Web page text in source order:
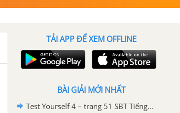
TẢI APP ĐỂ XEM OFFLINE
BÀI GIẢI MỚI NHẤT
Test Yourself 4 – trang 51 SBT Tiếng Anh 8 mới